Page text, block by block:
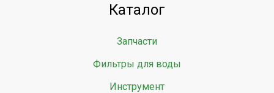
Каталог
Запчасти
Фильтры для воды
Инструмент